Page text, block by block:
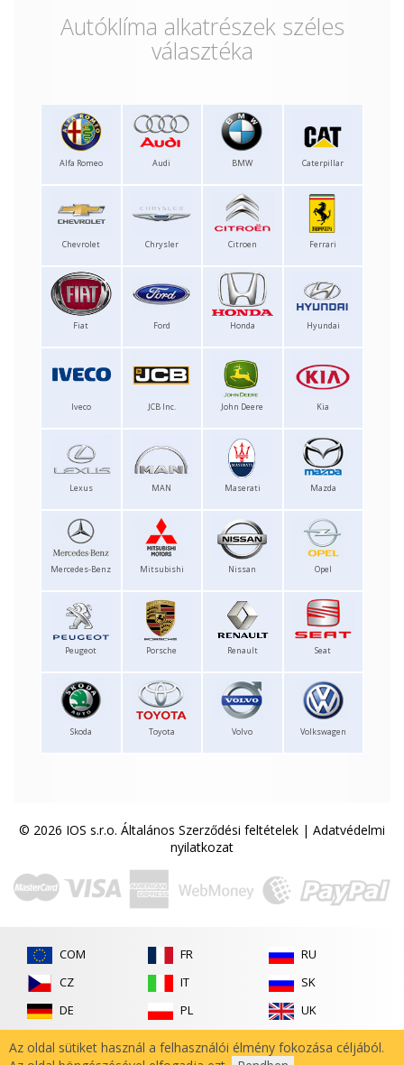
Autóklíma alkatrészek széles
választéka
Alfa Romeo Audi BMW Caterpillar
Chevrolet Chrysler Citroen Ferrari
Fiat Ford Honda Hyundai
Iveco JCB Inc. John Deere Kia
Lexus MAN Maserati Mazda
Mercedes-Benz Mitsubishi Nissan Opel
Peugeot Porsche Renault Seat
Skoda Toyota Volvo Volkswagen
© 2026 IOS s.r.o. Általános Szerződési feltételek | Adatvédelmi
nyilatkozat
COM
CZ
DE
FR
IT
PL
RU
SK
UK
Az oldal sütiket használ a felhasználói élmény fokozása céljából.